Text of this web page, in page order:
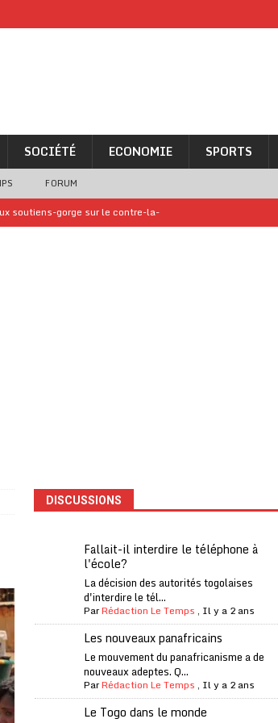
SOCIÉTÉ ECONOMIE SPORTS
FORUM
soutiens-gorge sur le contre-la-
à 66 ans
A LA UNE
des Coupes du monde
A LA UNE
UNE
DISCUSSIONS
Fallait-il interdire le téléphone à
l'école?
La décision des autorités togolaises
d'interdire le tél...
ParRédaction Le Temps , Il y a 2 ans
Les nouveaux panafricains
Le mouvement du panafricanisme a de
nouveaux adeptes. Q...
ParRédaction Le Temps , Il y a 2 ans
Le Togo dans le monde